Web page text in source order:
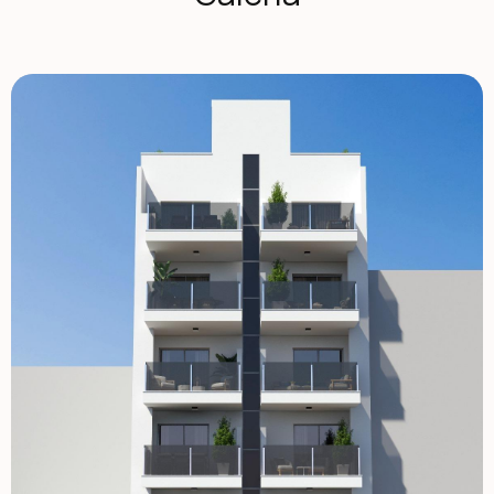
luksusowych apartamentów i penthouse'ów, oferujących
przechodzi do salonu, tworząc idealne miejsce do relaksu i
rozrywki. Sypialnie wyposażone są w szafy z szufladami,
podłogowe, wysokiej jakości armaturę oraz kabiny
prysznicowe. Duże, podwójnie przeszklone okna z izolacją
termiczną i akustyczną zapewniają ciche, kontrolowane
warunki życia, zapewniając, że Twój dom jest spokojnym
azylem. Ekskluzywne elementy zewnętrzne i
energooszczędne Budowane z myślą o efektywności
energetycznej, te apartamenty wyposażone są w wysokiej
jakości aluminiową stolarkę zewnętrzną, technologię
termiczną przełomową oraz automatyczne
zmotoryzowane okiennice. Każda jednostka jest wstępnie
zamontowana do klimatyzacji poprzez klimatyzację i
ogrzewanie przez cały rok. Dla zwiększenia
bezpieczeństwa wszystkie drzwi wejściowe są
opancerzone zabezpieczonymi zamkami, a drzwi
wewnętrzne wykończone są białym lakiem. Dodatkowo
każda jednostka wyposażona jest w energooszczędny
system aerotermalny do ciepłej wody, co znacząco